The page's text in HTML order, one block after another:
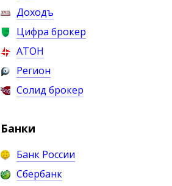
Доходъ
Цифра брокер
АТОН
Регион
Солид брокер
Банки
Банк России
Сбербанк